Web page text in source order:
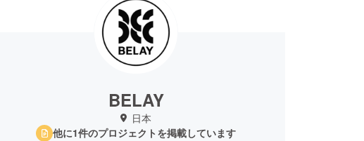
BELAY
日本
他に1件のプロジェクトを掲載しています